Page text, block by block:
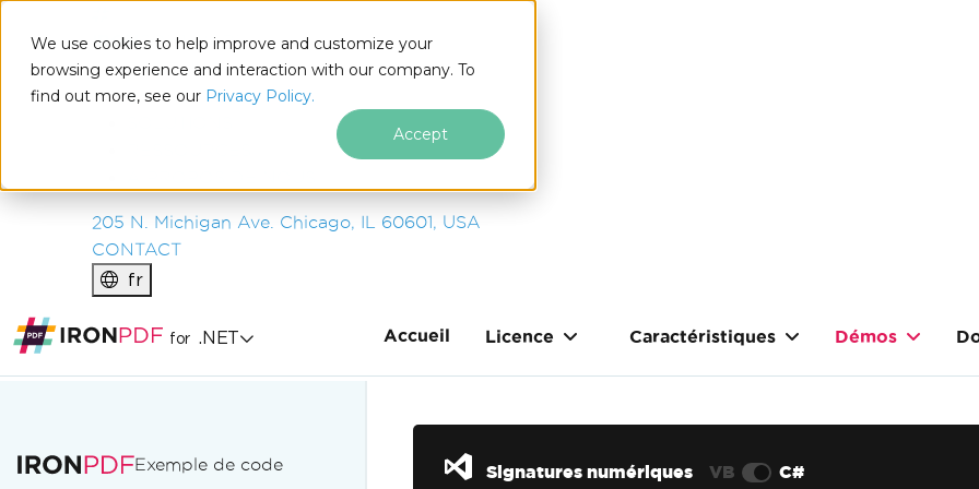
We use cookies to help improve and customize your
browsing experience and interaction with our company. To
find out more, see our Privacy Policy.
Accept
IRONSOFTWARE
PRODUITS
ENTREPRISE
205 N. Michigan Ave. Chicago, IL 60601, USA
CONTACT
fr
for .NET Accueil Licence Caractéristiques Démos
Exemple de code Signatures numériques VB C#